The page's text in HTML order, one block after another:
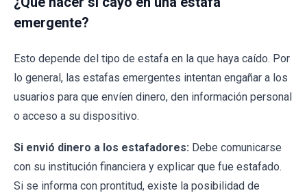
emergente?
Esto depende del tipo de estafa en la que haya caído. Por
lo general, las estafas emergentes intentan engañar a los
usuarios para que envíen dinero, den información personal
o acceso a su dispositivo.
Si envió dinero a los estafadores: Debe comunicarse
con su institución financiera y explicar que fue estafado.
Si se informa con prontitud, existe la posibilidad de